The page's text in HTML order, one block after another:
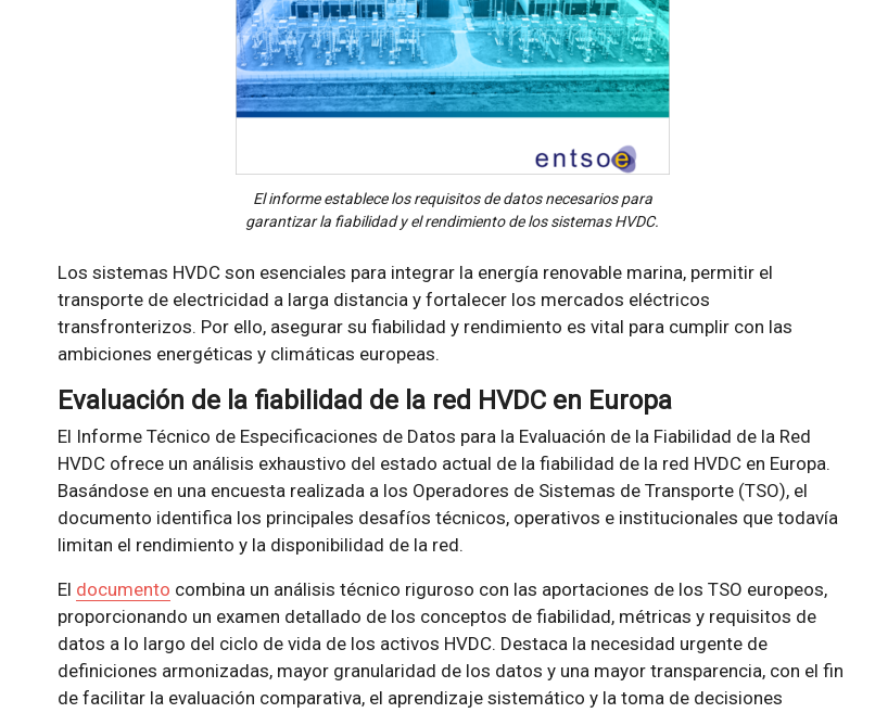
El informe establece los requisitos de datos necesarios para
garantizar la fiabilidad y el rendimiento de los sistemas HVDC.
Los sistemas HVDC son esenciales para integrar la energía renovable marina, permitir el
transporte de electricidad a larga distancia y fortalecer los mercados eléctricos
transfronterizos. Por ello, asegurar su fiabilidad y rendimiento es vital para cumplir con las
ambiciones energéticas y climáticas europeas.
Evaluación de la fiabilidad de la red HVDC en Europa
El Informe Técnico de Especificaciones de Datos para la Evaluación de la Fiabilidad de la Red
HVDC ofrece un análisis exhaustivo del estado actual de la fiabilidad de la red HVDC en Europa.
Basándose en una encuesta realizada a los Operadores de Sistemas de Transporte (TSO), el
documento identifica los principales desafíos técnicos, operativos e institucionales que todavía
limitan el rendimiento y la disponibilidad de la red.
El documento combina un análisis técnico riguroso con las aportaciones de los TSO europeos,
proporcionando un examen detallado de los conceptos de fiabilidad, métricas y requisitos de
datos a lo largo del ciclo de vida de los activos HVDC. Destaca la necesidad urgente de
definiciones armonizadas, mayor granularidad de los datos y una mayor transparencia, con el fin
de facilitar la evaluación comparativa, el aprendizaje sistemático y la toma de decisiones